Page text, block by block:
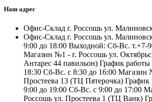
Наш адрес
Офис-Склад г. Россошь ул.
Офис-Склад г. Россошь ул.
9:00 до 18:00 Выходной: Сб-Вс. т.+7-
Магазин №1 - г. Россошь ул.
Антарес 44 павильон) График
18:30 Сб-Вс. с 8:30 до 16:00 Магазин
Простеева 13 (ТЦ Пятерочка)
9:00 до 19:00 Сб-Вс. с 9:00 до 17:00
Россошь ул. Простеева 1 (ТЦ Ванк)